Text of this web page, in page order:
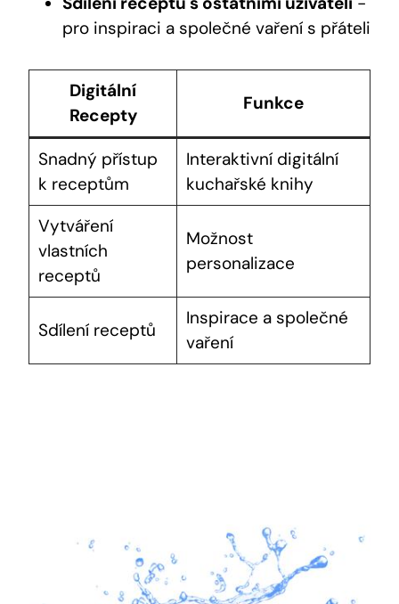
pro inspiraci a společné vaření s přáteli
Digitální
Recepty
Funkce
Snadný přístup
k‍ receptům
Interaktivní digitální
kuchařské knihy
Vytváření ​
vlastních
receptů
Možnost
personalizace
Sdílení receptů
Inspirace a společné
vaření